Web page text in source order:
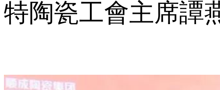
特陶瓷工會主席譚